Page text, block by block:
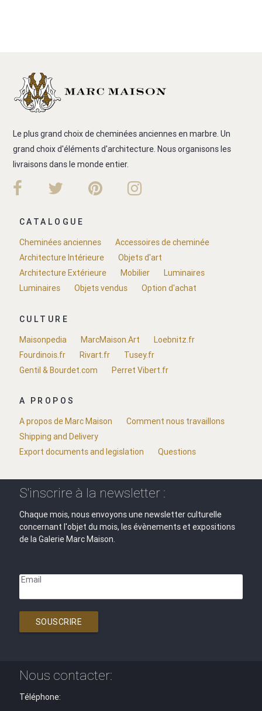
Le plus grand choix de cheminées anciennes en marbre. Un
grand choix d'éléments d'architecture. Nous organisons les
livraisons dans le monde entier.
CATALOGUE
Cheminées anciennes
Accessoires de cheminée
Architecture Intérieure
Objets d'art
Architecture Extérieure
Mobilier
Luminaires
Luminaires
Objets vendus Option d'achat
CULTURE
Maisonpedia
MarcMaison.Art
Loebnitz.fr
Fourdinois.fr
Rivart.fr
Tusey.fr
Gentil & Bourdet.com
Perret Vibert.fr
A PROPOS
A propos de Marc Maison
Comment nous travaillons
Shipping and Delivery
Export documents and legislation
Questions
S'inscrire à la newsletter :
Chaque mois, nous envoyons une newsletter culturelle
concernant l'objet du mois, les évènements et expositions
de la Galerie Marc Maison.
Email
SOUSCRIRE
Nous contacter:
Téléphone: